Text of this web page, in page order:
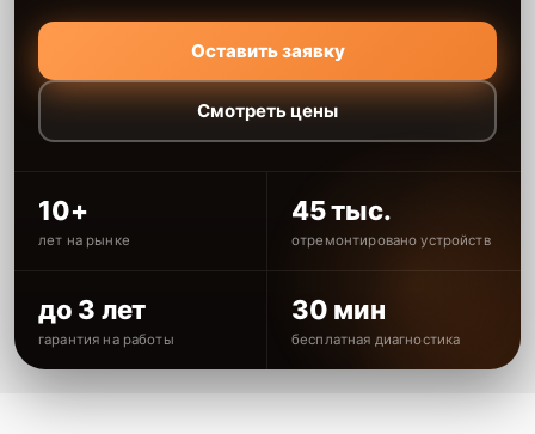
Оставить заявку
Смотреть цены
10+
лет на рынке
45 тыс.
отремонтировано устройств
до 3 лет
гарантия на работы
30 мин
бесплатная диагностика